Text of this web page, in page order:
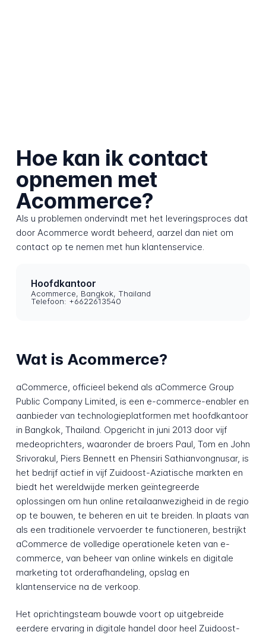
Hoe kan ik contact
opnemen met
Acommerce?
Als u problemen ondervindt met het leveringsproces dat
door Acommerce wordt beheerd, aarzel dan niet om
contact op te nemen met hun klantenservice.
Hoofdkantoor
Acommerce, Bangkok, Thailand
Telefoon: +6622613540
Wat is Acommerce?
aCommerce, officieel bekend als aCommerce Group
Public Company Limited, is een e-commerce-enabler en
aanbieder van technologieplatformen met hoofdkantoor
in Bangkok, Thailand. Opgericht in juni 2013 door vijf
medeoprichters, waaronder de broers Paul, Tom en John
Srivorakul, Piers Bennett en Phensiri Sathianvongnusar, is
het bedrijf actief in vijf Zuidoost-Aziatische markten en
biedt het wereldwijde merken geïntegreerde
oplossingen om hun online retailaanwezigheid in de regio
op te bouwen, te beheren en uit te breiden. In plaats van
als een traditionele vervoerder te functioneren, bestrijkt
aCommerce de volledige operationele keten van e-
commerce, van beheer van online winkels en digitale
marketing tot orderafhandeling, opslag en
klantenservice na de verkoop.
Het oprichtingsteam bouwde voort op uitgebreide
eerdere ervaring in digitale handel door heel Zuidoost-